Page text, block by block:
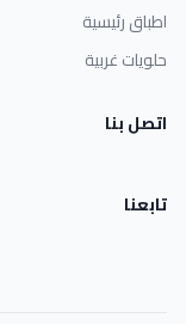
اطباق رئيسية
حلويات غربية
اتصل بنا
تابعنا